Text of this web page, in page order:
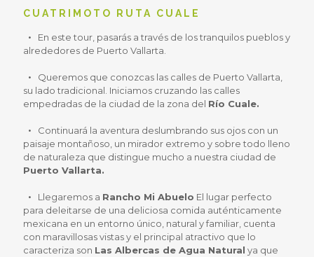
CUATRIMOTO RUTA CUALE
En este tour, pasarás a través de los tranquilos pueblos y
alrededores de Puerto Vallarta.
Queremos que conozcas las calles de Puerto Vallarta,
su lado tradicional. Iniciamos cruzando las calles
empedradas de la ciudad de la zona del Río Cuale.
Continuará la aventura deslumbrando sus ojos con un
paisaje montañoso, un mirador extremo y sobre todo lleno
de naturaleza que distingue mucho a nuestra ciudad de
Puerto Vallarta.
Llegaremos a Rancho Mi Abuelo El lugar perfecto
para deleitarse de una deliciosa comida auténticamente
mexicana en un entorno único, natural y familiar, cuenta
con maravillosas vistas y el principal atractivo que lo
caracteriza son Las Albercas de Agua Natural ya que